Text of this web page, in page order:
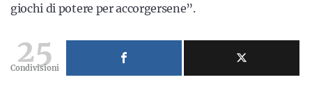
giochi di potere per accorgersene”.
25
Condivisioni